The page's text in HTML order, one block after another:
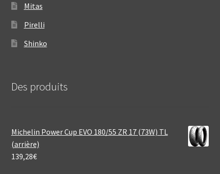
Mitas
Pirelli
Shinko
Des produits
Michelin Power Cup EVO 180/55 ZR 17 (73W) TL
(arrière)
139,28€